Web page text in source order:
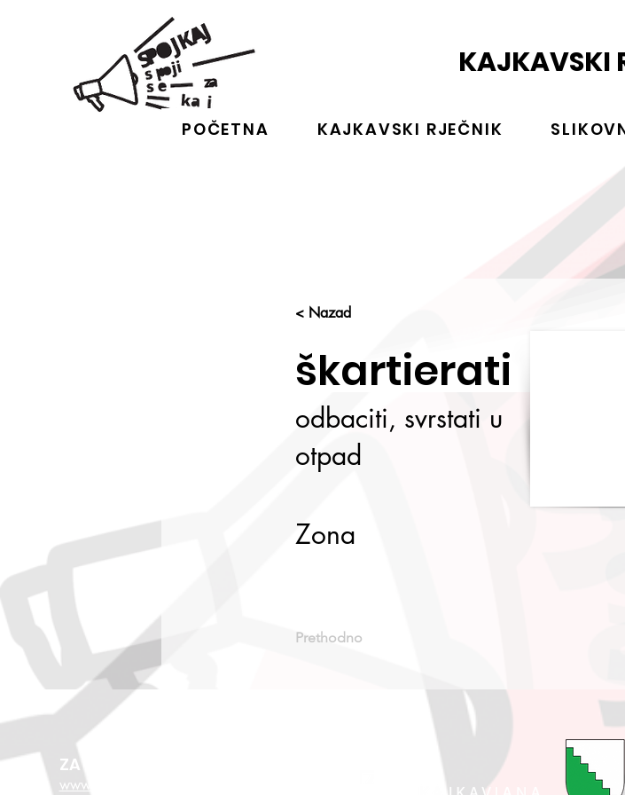
KAJKAVSKI
POČETNA KAJKAVSKI RJEČNIK
< Nazad
škartierati
odbaciti, svrstati u
otpad
Zona
Prethodno
ZA VIŠE O EU FONDOVIMA
www.esf.hr